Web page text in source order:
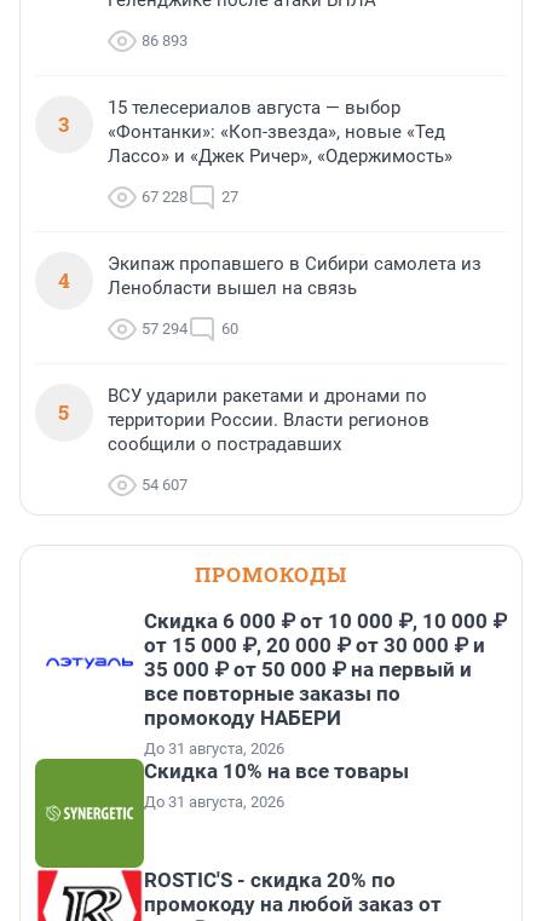
86 893
3
15 телесериалов августа — выбор
«Фонтанки»: «Коп-звезда», новые «Тед
Лассо» и «Джек Ричер», «Одержимость»
67 228 27
4
Экипаж пропавшего в Сибири самолета из
Ленобласти вышел на связь
57 294 60
5
ВСУ ударили ракетами и дронами по
территории России. Власти регионов
сообщили о пострадавших
54 607
ПРОМОКОДЫ
Скидка 6 000 ₽ от 10 000 ₽, 10 000 ₽
от 15 000 ₽, 20 000 ₽ от 30 000 ₽ и
35 000 ₽ от 50 000 ₽ на первый и
все повторные заказы по
промокоду НАБЕРИ
До 31 августа, 2026
Скидка 10% на все товары
До 31 августа, 2026
ROSTIC'S - скидка 20% по
промокоду на любой заказ от